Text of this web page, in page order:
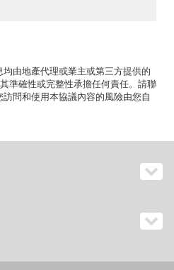
由地產代理或業主或第三方提供的
準確性或完整性承擔任何責任。請聯
問和使用本協議內容的風險由您自